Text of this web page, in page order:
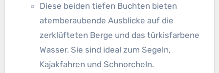
Diese beiden tiefen Buchten bieten
atemberaubende Ausblicke auf die
zerklüfteten Berge und das türkisfarbene
Wasser. Sie sind ideal zum Segeln,
Kajakfahren und Schnorcheln.